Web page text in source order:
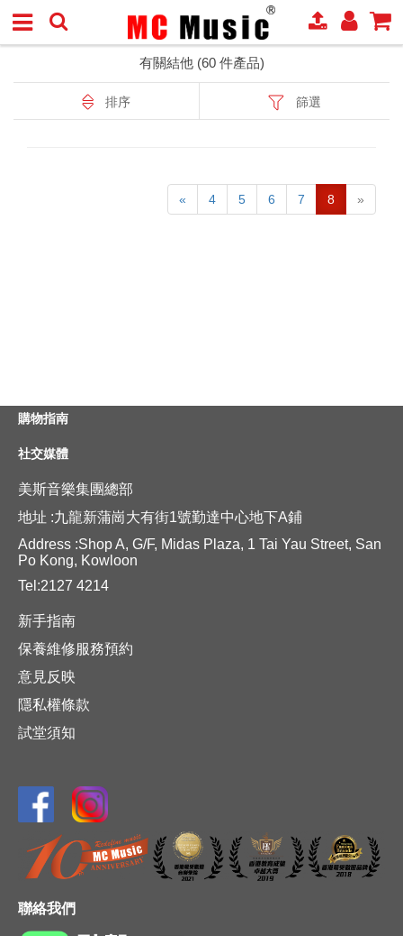
有關結他 (60 件產品)
排序 篩選
« 4 5 6 7 8 »
購物指南
社交媒體
美斯音樂集團總部
地址 :九龍新蒲崗大有街1號勤達中心地下A鋪
Address :Shop A, G/F, Midas Plaza, 1 Tai Yau Street, San
Po Kong, Kowloon
Tel:2127 4214
新手指南
保養維修服務預約
意見反映
隱私權條款
試堂須知
聯絡我們